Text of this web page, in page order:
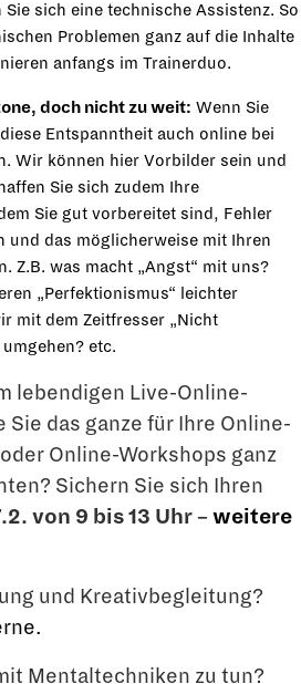
sich eine technische Assistenz. So
Problemen ganz auf die Inhalte
anfangs im Trainerduo.
doch nicht zu weit: Wenn Sie
Entspanntheit auch online bei
Wir können hier Vorbilder sein und
Sie sich zudem Ihre
Sie gut vorbereitet sind, Fehler
und das möglicherweise mit Ihren
Z.B. was macht „Angst“ mit uns?
„Perfektionismus“ leichter
mit dem Zeitfresser „Nicht
etc.
lebendigen Live-Online-
das ganze für Ihre Online-
Online-Workshops ganz
Sichern Sie sich Ihren
von 9 bis 13 Uhr – weitere
und Kreativbegleitung?
Mentaltechniken zu tun?